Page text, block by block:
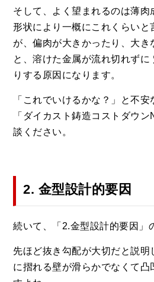
そして、よく望まれるのは薄肉
形状により一概にこれくらいと
が、偏肉が大きかったり、大き
と、溶けた金属が流れ切れずに
りする原因になります。
「これでいけるかな？」と不
「ダイカスト鋳造コストダウ
談ください。
2. 金型設計的要因
続いて、「2.金型設計的要因」
先ほど抜き勾配が大切だと説明
に摺れる壁が滑らかでなくて凸